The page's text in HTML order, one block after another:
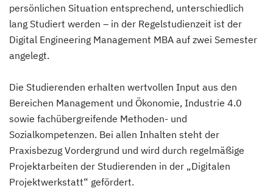
persönlichen Situation entsprechend, unterschiedlich
lang Studiert werden – in der Regelstudienzeit ist der
Digital Engineering Management MBA auf zwei Semester
angelegt.
Die Studierenden erhalten wertvollen Input aus den
Bereichen Management und Ökonomie, Industrie 4.0
sowie fachübergreifende Methoden- und
Sozialkompetenzen. Bei allen Inhalten steht der
Praxisbezug Vordergrund und wird durch regelmäßige
Projektarbeiten der Studierenden in der „Digitalen
Projektwerkstatt“ gefördert.